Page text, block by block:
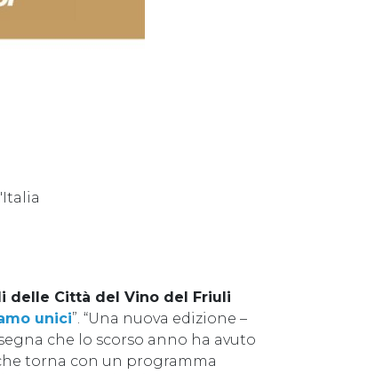
delle Città del Vino del Friuli
unici”. “Una nuova edizione –
che lo scorso anno ha avuto
torna con un programma